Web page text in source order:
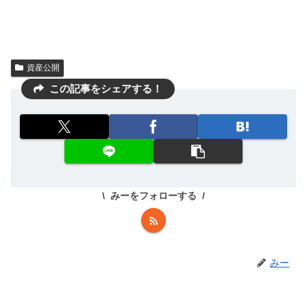
資産公開
この記事をシェアする！
みーをフォローする
みー